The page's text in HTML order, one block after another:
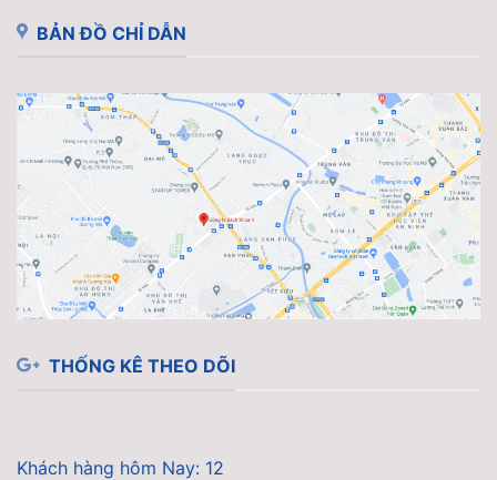
BẢN ĐỒ CHỈ DẪN
THỐNG KÊ THEO DÕI
Khách hàng hôm Nay: 12